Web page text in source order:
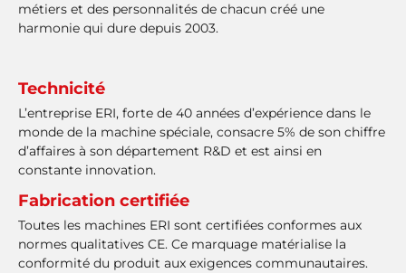
métiers et des personnalités de chacun créé une
harmonie qui dure depuis 2003.
Technicité
L’entreprise ERI, forte de 40 années d’expérience dans le
monde de la machine spéciale, consacre 5% de son chiffre
d’affaires à son département R&D et est ainsi en
constante innovation.
Fabrication certifiée
Toutes les machines ERI sont certifiées conformes aux
normes qualitatives CE. Ce marquage matérialise la
conformité du produit aux exigences communautaires.